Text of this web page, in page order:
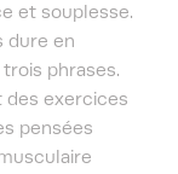
et souplesse.
dure en
phrases.
des exercices
pensées